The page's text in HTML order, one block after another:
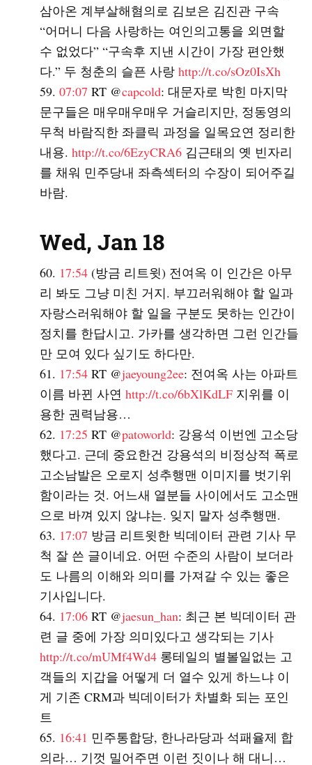
삼아온 계부살해혐의로 김보은 김진관 구속
“어머니 다음 사랑하는 여인의고통을 외면할
수 없었다” “구속후 지낸 시간이 가장 편안했
다.” 두 청춘의 슬픈 사랑 http://t.co/sOz0IsXh
07:07 RT @capcold: 대문자로 박힌 마지막
문구들은 매우매우매우 거슬리지만, 정동영의
무척 바람직한 좌클릭 과정을 일목요연 정리한
내용. http://t.co/6EzyCRA6 김근태의 옛 빈자리
를 채워 민주당내 좌측섹터의 수장이 되어주길
바람.
Wed, Jan 18
17:54 (방금 리트윗) 전여옥 이 인간은 아무
리 봐도 그냥 미친 거지. 부끄러워해야 할 일과
자랑스러워해야 할 일을 구분도 못하는 인간이
정치를 한답시고. 가카를 생각하면 그런 인간들
만 모여 있다 싶기도 하다만.
17:54 RT @jaeyoung2ee: 전여옥 사는 아파트
이름 바뀐 사연 http://t.co/6bXlKdLF 지위를 이
용한 권력남용…
17:25 RT @patoworld: 강용석 이번엔 고소당
했다고. 근데 중요한건 강용석의 비정상적 폭로
고소남발은 오로지 성추행맨 이미지를 벗기위
함이라는 것. 어느새 열분들 사이에서도 고소맨
으로 바껴 있지 않냐는. 잊지 말자 성추행맨.
17:07 방금 리트윗한 빅데이터 관련 기사 무
척 잘 쓴 글이네요. 어떤 수준의 사람이 보더라
도 나름의 이해와 의미를 가져갈 수 있는 좋은
기사입니다.
17:06 RT @jaesun_han: 최근 본 빅데이터 관
련 글 중에 가장 의미있다고 생각되는 기사
http://t.co/mUMf4Wd4 롱테일의 별볼일없는 고
객들의 지갑을 어떻게 더 열수 있게 하느냐 이
게 기존 CRM과 빅데이터가 차별화 되는 포인
트
16:41 민주통합당, 한나라당과 석패율제 합
의라… 기껏 밀어주면 이런 짓이나 해 대니…